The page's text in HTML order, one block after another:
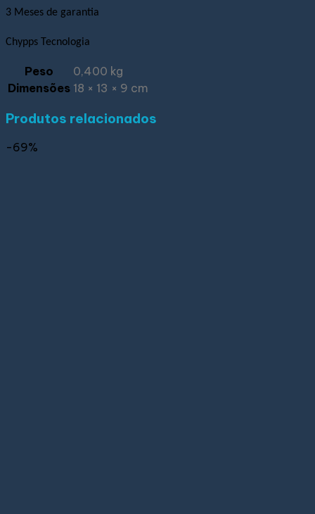
3 Meses de garantia
Chypps Tecnologia
Peso
0,400 kg
Dimensões 18 × 13 × 9 cm
Produtos relacionados
-69%